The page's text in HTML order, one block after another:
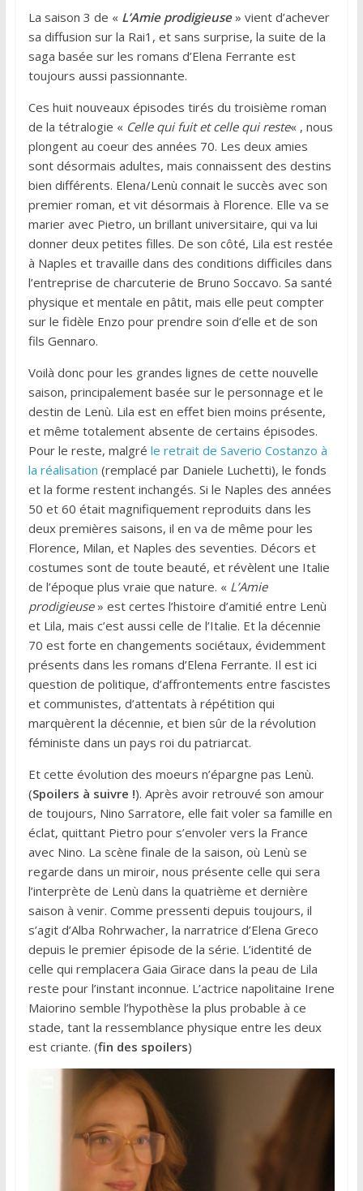
La saison 3 de « L’Amie prodigieuse» vient d’achever
sa diffusion sur la Rai1, et sans surprise, la suite de la
saga basée sur les romans d’Elena Ferrante est
toujours aussi passionnante.
Ces huit nouveaux épisodes tirés du troisième roman
de la tétralogie « Celle qui fuit et celle qui reste« , nous
plongent au coeur des années 70. Les deux amies
sont désormais adultes, mais connaissent des destins
bien différents. Elena/Lenù connait le succès avec son
premier roman, et vit désormais à Florence. Elle va se
marier avec Pietro, un brillant universitaire, qui va lui
donner deux petites filles. De son côté, Lila est restée
à Naples et travaille dans des conditions difficiles dans
l’entreprise de charcuterie de Bruno Soccavo. Sa santé
physique et mentale en pâtit, mais elle peut compter
sur le fidèle Enzo pour prendre soin d’elle et de son
fils Gennaro.
Voilà donc pour les grandes lignes de cette nouvelle
saison, principalement basée sur le personnage et le
destin de Lenù. Lila est en effet bien moins présente,
et même totalement absente de certains épisodes.
Pour le reste, malgré le retrait de Saverio Costanzo à
la réalisation (remplacé par Daniele Luchetti), le fonds
et la forme restent inchangés. Si le Naples des années
50 et 60 était magnifiquement reproduits dans les
deux premières saisons, il en va de même pour les
Florence, Milan, et Naples des seventies. Décors et
costumes sont de toute beauté, et révèlent une Italie
de l’époque plus vraie que nature. « L’Amie
prodigieuse» est certes l’histoire d’amitié entre Lenù
et Lila, mais c’est aussi celle de l’Italie. Et la décennie
70 est forte en changements sociétaux, évidemment
présents dans les romans d’Elena Ferrante. Il est ici
question de politique, d’affrontements entre fascistes
et communistes, d’attentats à répétition qui
marquèrent la décennie, et bien sûr de la révolution
féministe dans un pays roi du patriarcat.
Et cette évolution des moeurs n’épargne pas Lenù.
(Spoilers à suivre !). Après avoir retrouvé son amour
de toujours, Nino Sarratore, elle fait voler sa famille en
éclat, quittant Pietro pour s’envoler vers la France
avec Nino. La scène finale de la saison, où Lenù se
regarde dans un miroir, nous présente celle qui sera
l’interprète de Lenù dans la quatrième et dernière
saison à venir. Comme pressenti depuis toujours, il
s’agit d’Alba Rohrwacher, la narratrice d’Elena Greco
depuis le premier épisode de la série. L’identité de
celle qui remplacera Gaia Girace dans la peau de Lila
reste pour l’instant inconnue. L’actrice napolitaine Irene
Maiorino semble l’hypothèse la plus probable à ce
stade, tant la ressemblance physique entre les deux
est criante. (fin des spoilers)